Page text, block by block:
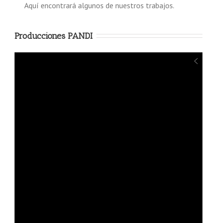
Aquí encontrará algunos de nuestros trabajos.
Producciones PANDI